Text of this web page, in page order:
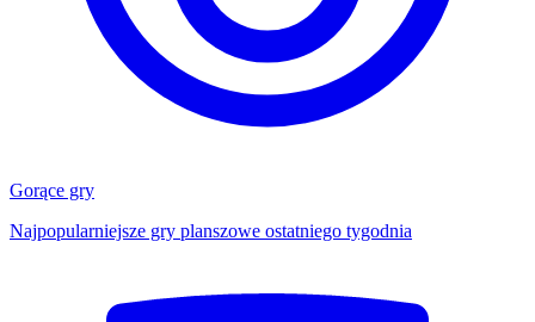
Gorące gry
Najpopularniejsze gry planszowe ostatniego tygodnia